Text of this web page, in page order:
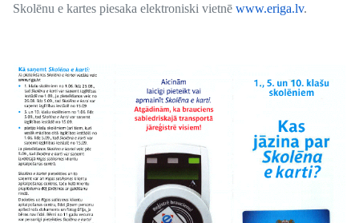
Skolēnu e kartes piesaka elektroniski vietnē www.eriga.lv.